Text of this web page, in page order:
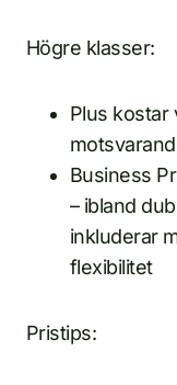
Högre klasser:
Plus kostar
Business
– ibland
inkluderar
flexibilitet
Pristips: